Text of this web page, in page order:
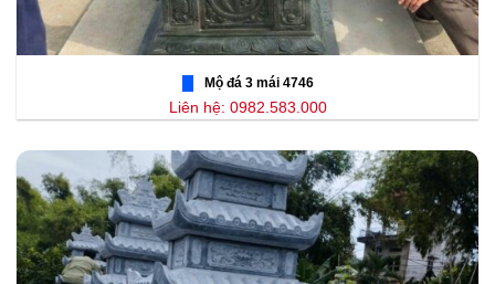
Mộ đá 3 mái 4746
Liên hệ: 0982.583.000